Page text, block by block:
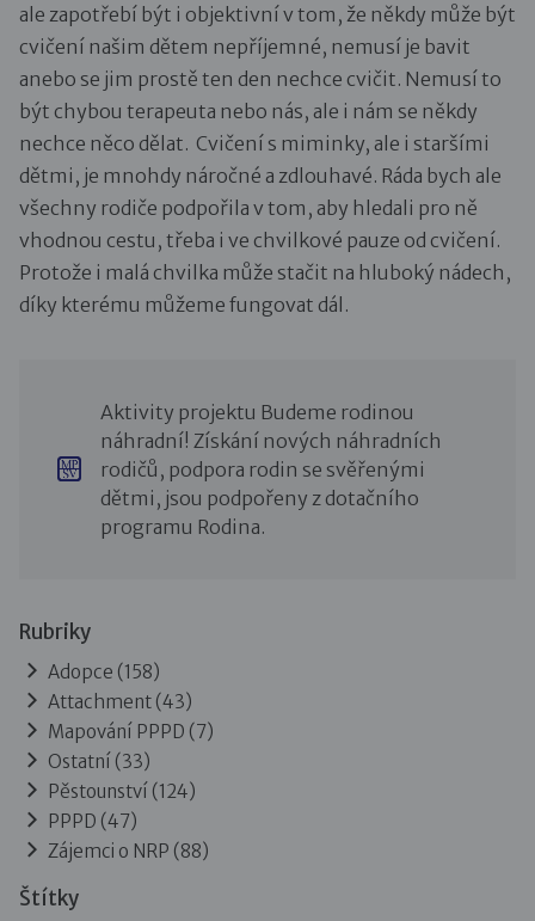
ale zapotřebí být i objektivní v tom, že někdy může být
cvičení našim dětem nepříjemné, nemusí je bavit
anebo se jim prostě ten den nechce cvičit. Nemusí to
být chybou terapeuta nebo nás, ale i nám se někdy
nechce něco dělat. Cvičení s miminky, ale i staršími
dětmi, je mnohdy náročné a zdlouhavé. Ráda bych ale
všechny rodiče podpořila v tom, aby hledali pro ně
vhodnou cestu, třeba i ve chvilkové pauze od cvičení.
Protože i malá chvilka může stačit na hluboký nádech,
díky kterému můžeme fungovat dál.
Aktivity projektu Budeme rodinou
náhradní! Získání nových náhradních
rodičů, podpora rodin se svěřenými
dětmi, jsou podpořeny z dotačního
programu Rodina.
Rubriky
Adopce (158)
Attachment (43)
Mapování PPPD (7)
Ostatní (33)
Pěstounství (124)
PPPD (47)
Zájemci o NRP (88)
Štítky